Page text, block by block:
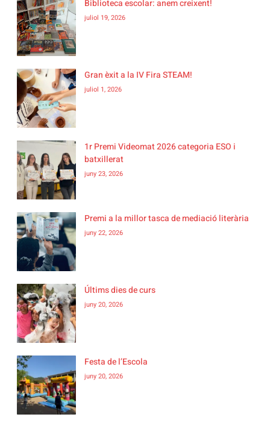
Biblioteca escolar: anem creixent!
juliol 19, 2026
Gran èxit a la IV Fira STEAM!
juliol 1, 2026
1r Premi Videomat 2026 categoria ESO i
batxillerat
juny 23, 2026
Premi a la millor tasca de mediació literària
juny 22, 2026
Últims dies de curs
juny 20, 2026
Festa de l’Escola
juny 20, 2026